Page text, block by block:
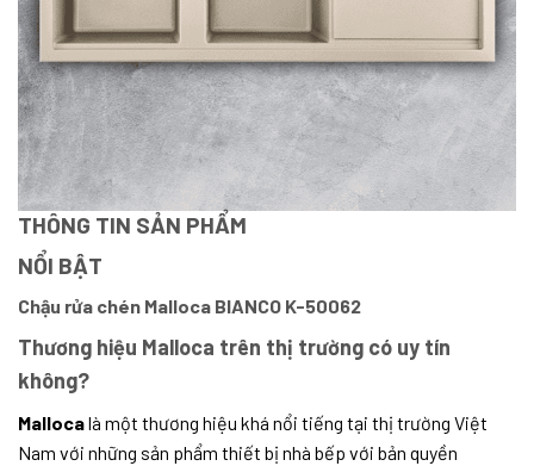
THÔNG TIN SẢN PHẨM
NỔI BẬT
Chậu rửa chén Malloca BIANCO K-50062
Thương hiệu Malloca trên thị trường có uy tín
không?
Mallocalà một thương hiệu khá nổi tiếng tại thị trường Việt
Nam với những sản phẩm thiết bị nhà bếp với bản quyền